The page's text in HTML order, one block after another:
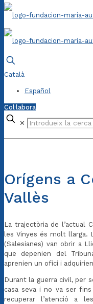
Català
Español
Col·labora
✕
Orígens a
Vallès
La trajectòria de l’actual
les Vinyes és molt llarga.
(Salesianes) van obrir a
que depenien del
aprenien un ofici i
Durant la guerra civil, per
casa seva i no va ser
recuperar l’atenció a